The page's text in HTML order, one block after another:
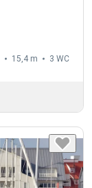
15,4 m 3 WC